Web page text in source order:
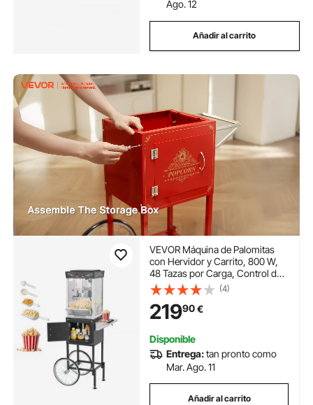
Ago. 12
Añadir al carrito
VEVOR Máquina de Palomitas
con Hervidor y Carrito, 800 W,
48 Tazas por Carga, Control de
2 Botones, Pared de Vidrio,
Puerta de Policarbonato, 1
Cucharada y 3 Cucharas, por
Estilo Teatral, Negro
(4)
21990€
Disponible
Entrega:tan pronto como
Mar. Ago. 11
Añadir al carrito